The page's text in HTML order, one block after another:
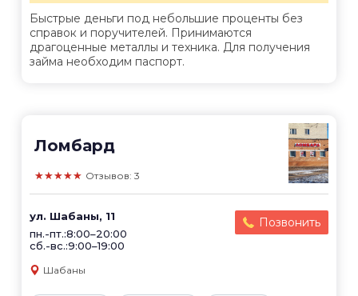
Быстрые деньги под небольшие проценты без
справок и поручителей. Принимаются
драгоценные металлы и техника. Для получения
займа необходим паспорт.
Ломбард
★★★★★ Отзывов: 3
ул. Шабаны, 11
пн.-пт.:8:00–20:00
сб.-вс.:9:00–19:00
Позвонить
Шабаны